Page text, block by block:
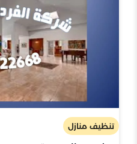
تنظيف منازل